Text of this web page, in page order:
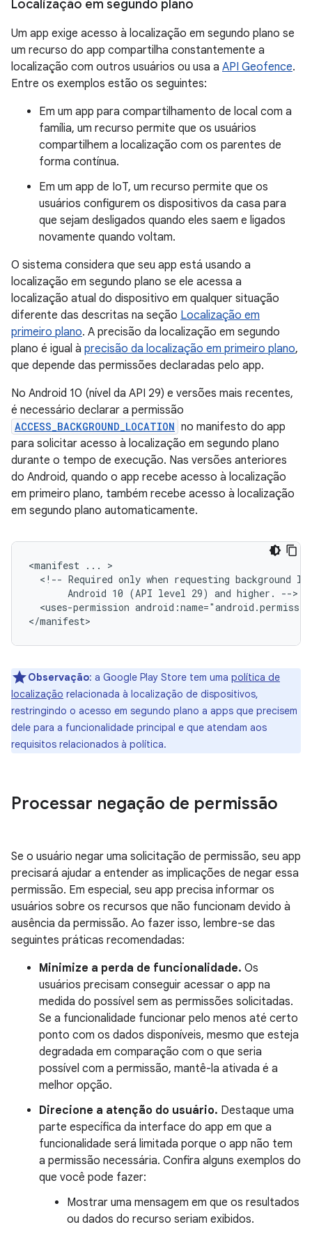
Localização em segundo plano
Um app exige acesso à localização em segundo plano se
um recurso do app compartilha constantemente a
localização com outros usuários ou usa a API Geofence.
Entre os exemplos estão os seguintes:
Em um app para compartilhamento de local com a
família, um recurso permite que os usuários
compartilhem a localização com os parentes de
forma contínua.
Em um app de IoT, um recurso permite que os
usuários configurem os dispositivos da casa para
que sejam desligados quando eles saem e ligados
novamente quando voltam.
O sistema considera que seu app está usando a
localização em segundo plano se ele acessa a
localização atual do dispositivo em qualquer situação
diferente das descritas na seção Localização em
primeiro plano. A precisão da localização em segundo
plano é igual à precisão da localização em primeiro plano,
que depende das permissões declaradas pelo app.
No Android 10 (nível da API 29) e versões mais recentes,
é necessário declarar a permissão
ACCESS_BACKGROUND_LOCATION no manifesto do app
para solicitar acesso à localização em segundo plano
durante o tempo de execução. Nas versões anteriores
do Android, quando o app recebe acesso à localização
em primeiro plano, também recebe acesso à localização
em segundo plano automaticamente.
<manifest ...
<!-- Required only when requesting background
Android 10 (API level 29) and higher.
<uses-permission
Observação: a Google Play Store tem uma política de
localização relacionada à localização de dispositivos,
restringindo o acesso em segundo plano a apps que precisem
dele para a funcionalidade principal e que atendam aos
requisitos relacionados à política.
Processar negação de permissão
Se o usuário negar uma solicitação de permissão, seu app
precisará ajudar a entender as implicações de negar essa
permissão. Em especial, seu app precisa informar os
usuários sobre os recursos que não funcionam devido à
ausência da permissão. Ao fazer isso, lembre-se das
seguintes práticas recomendadas:
Minimize a perda de funcionalidade. Os
usuários precisam conseguir acessar o app na
medida do possível sem as permissões solicitadas.
Se a funcionalidade funcionar pelo menos até certo
ponto com os dados disponíveis, mesmo que esteja
degradada em comparação com o que seria
possível com a permissão, mantê-la ativada é a
melhor opção.
Direcione a atenção do usuário. Destaque uma
parte específica da interface do app em que a
funcionalidade será limitada porque o app não tem
a permissão necessária. Confira alguns exemplos do
que você pode fazer:
Mostrar uma mensagem em que os resultados
ou dados do recurso seriam exibidos.